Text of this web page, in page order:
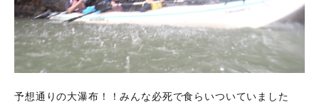
予想通りの大瀑布！！みんな必死で食らいついていました